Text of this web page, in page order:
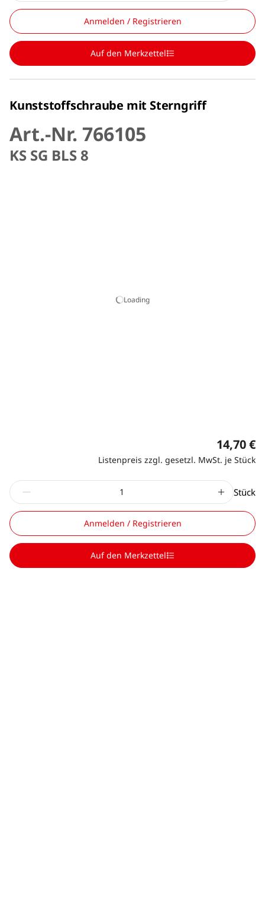
Anmelden / Registrieren
Auf den Merkzettel
Kunststoffschraube mit Sterngriff
Art.-Nr. 766105
KS SG BLS 8
Loading
14,70 €
Listenpreis zzgl. gesetzl. MwSt. je Stück
Stück
Anmelden / Registrieren
Auf den Merkzettel